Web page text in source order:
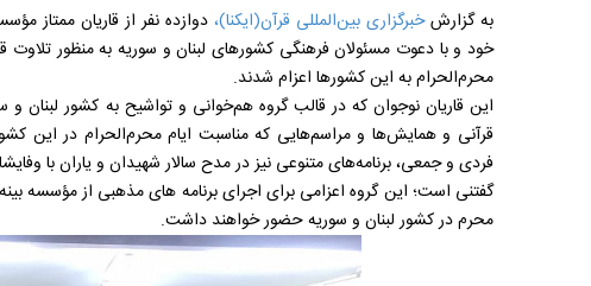
به گزارشخبرگزاری بین‌المللی قرآن(ایکنا)، دوازده نفر از قاریان ممتاز
خود و با دعوت مسئولان فرهنگی کشورهای لبنان و سوریه به منظور تلاوت
محرم‌الحرام به این کشورها اعزام شدند.
این قاریان نوجوان که در قالب گروه هم‌خوانی و تواشیح به کشور لبنان و
قرآنی و همایش‌ها و مراسم‌هایی که مناسبت ایام محرم‌الحرام در این
فردی و جمعی، برنامه‌های متنوعی نیز در مدح سالار شهیدان و یاران با
محرم در کشور لبنان و سوریه حضور خواهند داشت.